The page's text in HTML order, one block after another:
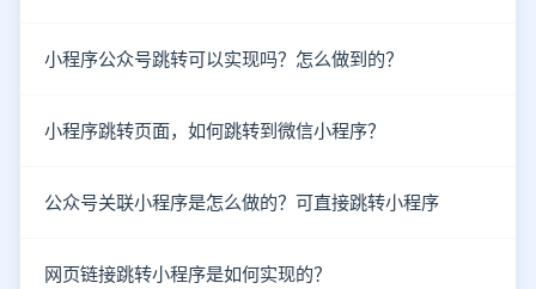
小程序公众号跳转可以实现吗？怎么做到的？
小程序跳转页面，如何跳转到微信小程序？
公众号关联小程序是怎么做的？可直接跳转小程序
网页链接跳转小程序是如何实现的？